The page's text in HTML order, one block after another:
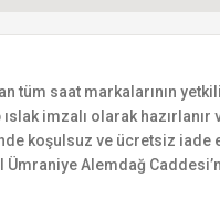
tüm saat markalarının
imzalı olarak
koşulsuz ve ücretsiz
Alemdağ